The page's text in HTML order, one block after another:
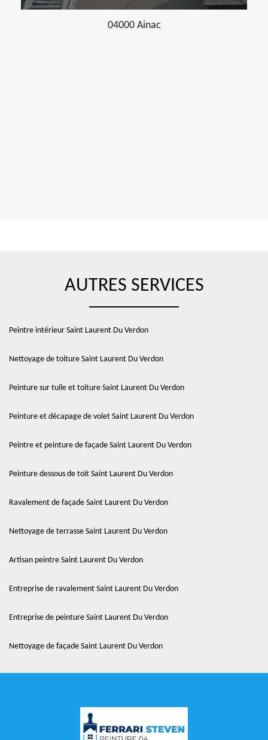
04000 Ainac
AUTRES SERVICES
Peintre intérieur Saint Laurent Du Verdon
Nettoyage de toiture Saint Laurent Du Verdon
Peinture sur tuile et toiture Saint Laurent Du Verdon
Peinture et décapage de volet Saint Laurent Du Verdon
Peintre et peinture de façade Saint Laurent Du Verdon
Peinture dessous de toit Saint Laurent Du Verdon
Ravalement de façade Saint Laurent Du Verdon
Nettoyage de terrasse Saint Laurent Du Verdon
Artisan peintre Saint Laurent Du Verdon
Entreprise de ravalement Saint Laurent Du Verdon
Entreprise de peinture Saint Laurent Du Verdon
Nettoyage de façade Saint Laurent Du Verdon